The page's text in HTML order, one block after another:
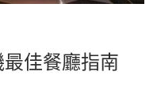
佳餐廳指南